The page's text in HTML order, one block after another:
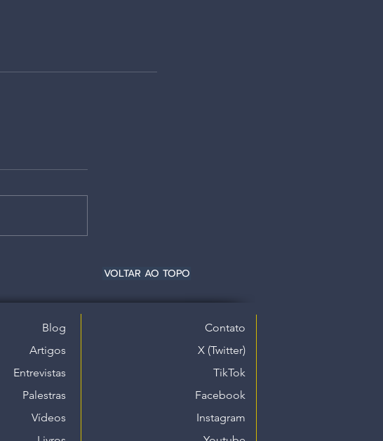
VOLTAR AO TOPO
Blog
Artigos
Entrevistas
Palestras
Vídeos
Contato
X (Twitter)
TikTok
Facebook
Instagram